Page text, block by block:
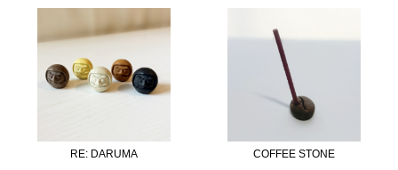
RE: DARUMA
COFFEE STONE